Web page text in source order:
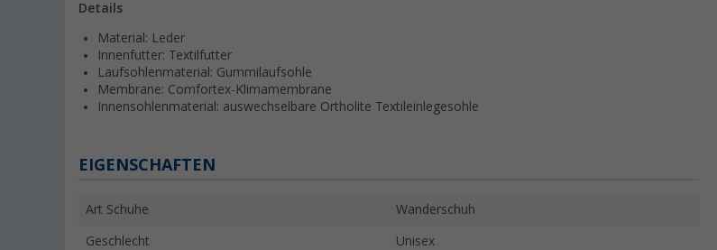
Details
Material: Leder
Innenfutter: Textilfutter
Laufsohlenmaterial: Gummilaufsohle
Membrane: Comfortex-Klimamembrane
Innensohlenmaterial: auswechselbare Ortholite Textileinlegesohle
EIGENSCHAFTEN
Art Schuhe Wanderschuh
Geschlecht Unisex